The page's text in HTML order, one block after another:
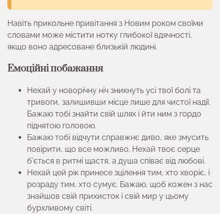
Навіть прикольне привітання з Новим роком своїми
словами може містити нотку глибокої вдячності,
якщо воно адресоване близькій людині.
Емоційні побажання
Нехай у новорічну ніч зникнуть усі твої болі та
тривоги, залишивши місце лише для чистої надії.
Бажаю тобі знайти свій шлях і йти ним з гордо
піднятою головою.
Бажаю тобі відчути справжнє диво, яке змусить
повірити, що все можливо. Нехай твоє серце
б’ється в ритмі щастя, а душа співає від любові.
Нехай цей рік принесе зцілення тим, хто хворіє, і
розраду тим, хто сумує. Бажаю, щоб кожен з нас
знайшов свій прихисток і свій мир у цьому
бурхливому світі.